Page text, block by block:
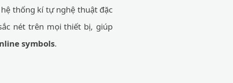
thống kí tự nghệ thuật đặc
nét trên mọi thiết bị, giúp
symbols.